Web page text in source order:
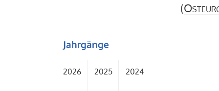
(
Jahrgänge
2026 2025 2024